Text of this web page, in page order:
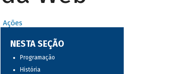
Ações
NESTA SEÇÃO
Programação
História